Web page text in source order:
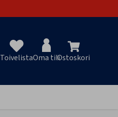
ToivelistaOma tiliOstoskori